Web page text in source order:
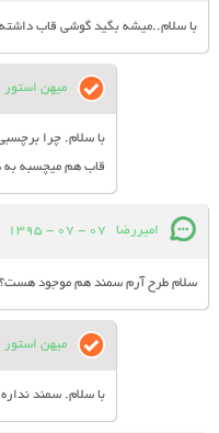
با سلام..میشه بگید گوشی قاب
میهن استور
با سلام. چرا
قاب هم میچسبه به
امیررضا 07 - 07 - 1395
سلام طرح آرم سمند هم موجود هست؟
میهن استور
با سلام. سمند